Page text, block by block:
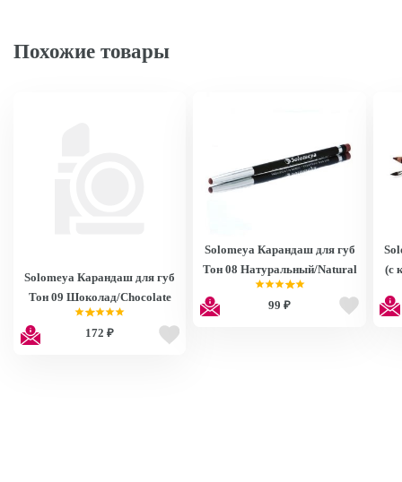
Похожие товары
Solomeya Карандаш для губ
Тон 09 Шоколад/Chocolate
172 ₽
Solomeya Карандаш для губ
Тон 08 Натуральный/Natural
99 ₽
(с